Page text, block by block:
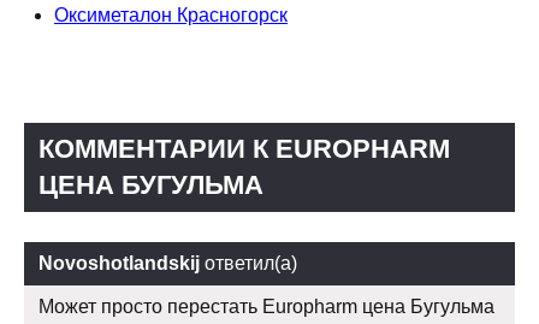
Оксиметалон Красногорск
КОММЕНТАРИИ К EUROPHARM
ЦЕНА БУГУЛЬМА
Novoshotlandskij ответил(а)
Может просто перестать Europharm цена Бугульма